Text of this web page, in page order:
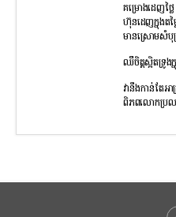
គម្រោងដេញថ្ល
ហ៊ុនដេញក្នុងតម្
មានស្រោមសំបុត្
ឈឺចិត្តស្អិតទ្រូង
វានឹងកាន់តែអ
ពិភពលោកប្រឈ